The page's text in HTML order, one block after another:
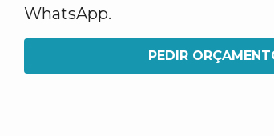
WhatsApp.
PEDIR